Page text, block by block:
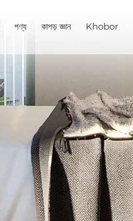
পণ্য কাপড় জ্ঞান Khobor